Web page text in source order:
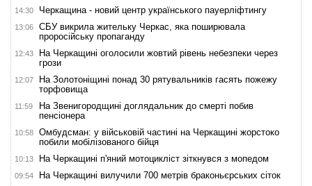
14:30 Черкащина - новий центр українського пауерліфтингу
13:06
СБУ викрила жительку Черкас, яка поширювала
проросійську пропаганду
12:43
На Черкащині оголосили жовтий рівень небезпеки через
грози
12:07
На Золотоніщині понад 30 рятувальників гасять пожежу
торфовища
11:59
На Звенигородщині доглядальник до смерті побив
пенсіонера
10:58
Омбудсман: у військовій частині на Черкащині жорстоко
побили мобілізованого бійця
10:13 На Черкащині п'яний мотоцикліст зіткнувся з мопедом
09:54 На Черкащині вилучили 700 метрів браконьєрських сіток